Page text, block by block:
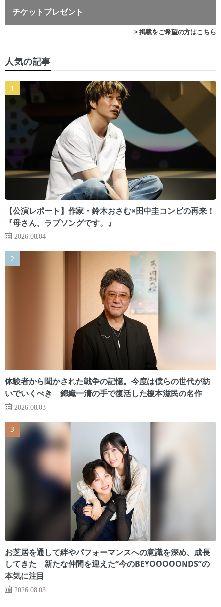
チケットプレゼント
> 掲載をご希望の方はこちら
人気の記事
【公演レポート】作家・鈴木おさむ×田中圭コンビの再来！
『母さん、ラブソングです。』
2026.08.04
体験者から聞かされた戦争の記憶。今度は僕らの世代が紡
いでいくべき 錦織一清の手で復活した榎本滋民の名作
2026.08.03
お芝居を通して絆やパフォーマンスへの意識を深め、成長
してきた 新たな仲間を迎えた“今のBEYOOOOONDS”の
本気に注目
2026.08.03